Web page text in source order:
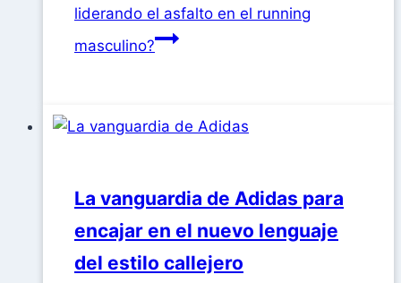
liderando el asfalto en el running
masculino?
La vanguardia de Adidas para
encajar en el nuevo lenguaje
del estilo callejero